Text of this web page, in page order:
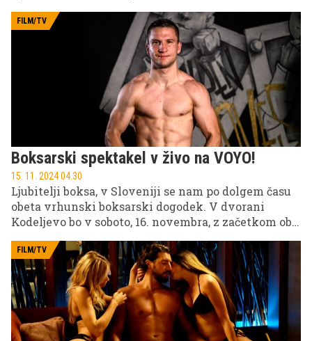
oskarjevskega zmagovalca Vse povsod naenkrat in
kultno komedijo Dnevnik Bridget Jones.
FILM/TV
Boksarski spektakel v živo na VOYO!
15. 11. 2024 04.30
Ljubitelji boksa, v Sloveniji se nam po dolgem času
obeta vrhunski boksarski dogodek. V dvorani
Kodeljevo bo v soboto, 16. novembra, z začetkom ob
edinstvenem spektaklu bomo spremljali 10
izjemnih borb najboljših slovenskih boksarjev in
boksark. In saj vemo, kjer so vrhunske borilne
veščine, tam je tudi VOYO. Vse borbe boste zato
spremljali v živo kar z domačega kavča. Praktično v
prvi vrsti!
FILM/TV